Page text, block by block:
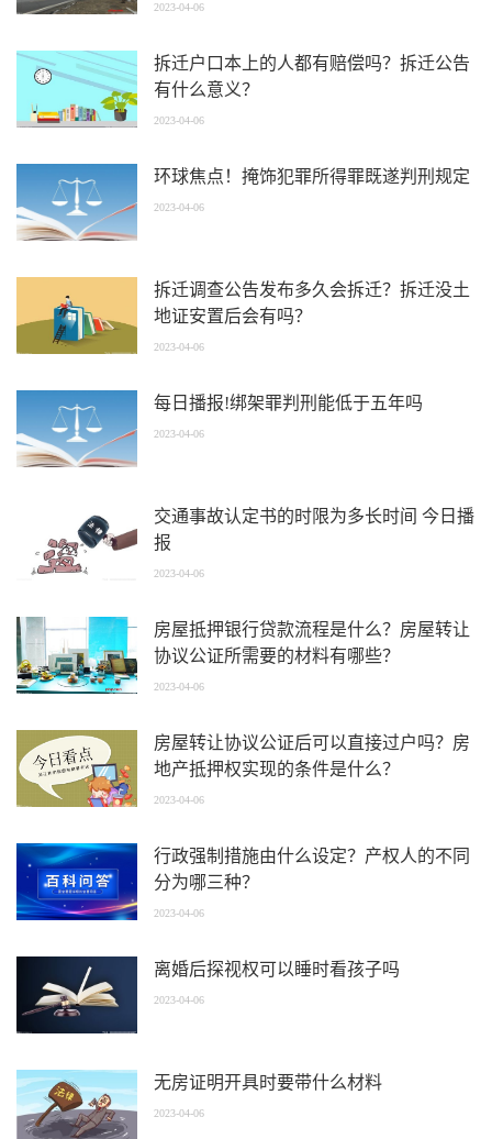
2023-04-06
拆迁户口本上的人都有赔偿吗？拆迁公告
有什么意义？
2023-04-06
环球焦点！掩饰犯罪所得罪既遂判刑规定
2023-04-06
拆迁调查公告发布多久会拆迁？拆迁没土
地证安置后会有吗？
2023-04-06
每日播报!绑架罪判刑能低于五年吗
2023-04-06
交通事故认定书的时限为多长时间 今日播
报
2023-04-06
房屋抵押银行贷款流程是什么？房屋转让
协议公证所需要的材料有哪些？
2023-04-06
房屋转让协议公证后可以直接过户吗？房
地产抵押权实现的条件是什么？
2023-04-06
行政强制措施由什么设定？产权人的不同
分为哪三种？
2023-04-06
离婚后探视权可以睡时看孩子吗
2023-04-06
无房证明开具时要带什么材料
2023-04-06